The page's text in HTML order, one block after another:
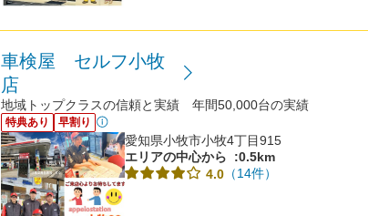
車検屋 セルフ小牧
店
地域トップクラスの信頼と実績 年間50,000台の実績
特典あり 早割り
愛知県小牧市小牧4丁目915
エリアの中心から
:0.5km
4.0 （14件）